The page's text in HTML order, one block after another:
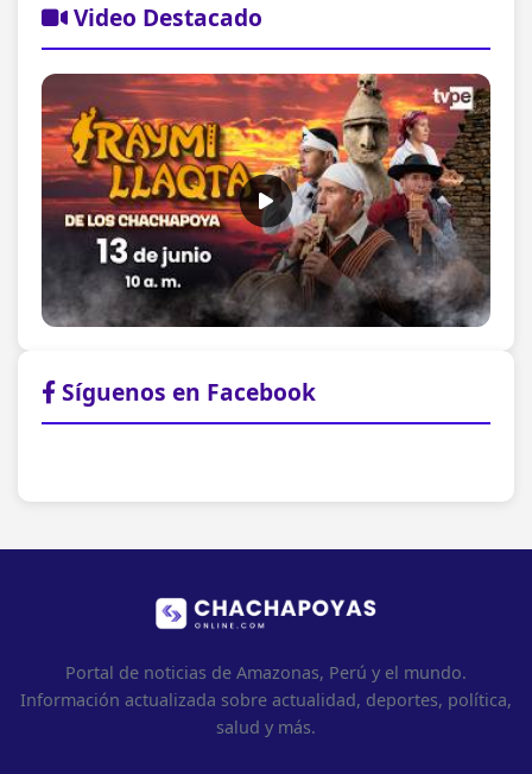
Video Destacado
Síguenos en Facebook
Portal de noticias de Amazonas, Perú y el mundo.
Información actualizada sobre actualidad, deportes, política,
salud y más.